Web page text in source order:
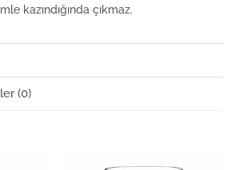
kazındığında çıkmaz.
(0)